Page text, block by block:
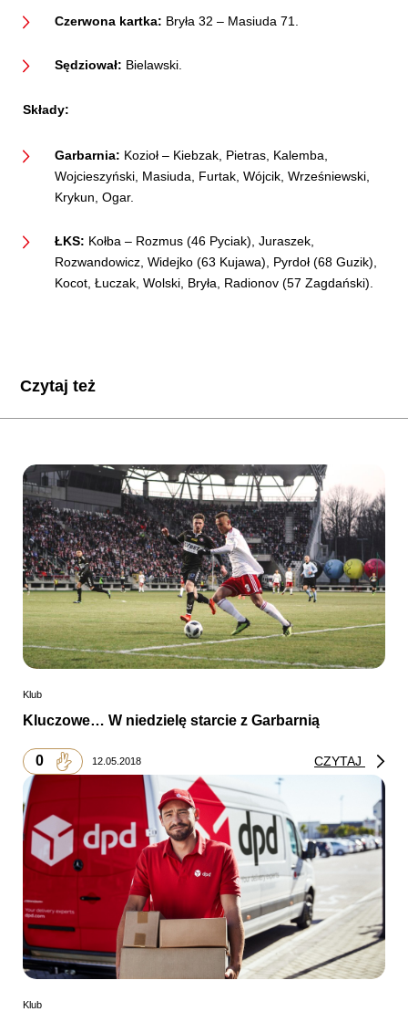
Czerwona kartka: Bryła 32 – Masiuda 71.
Sędziował: Bielawski.
Składy:
Garbarnia: Kozioł – Kiebzak, Pietras, Kalemba,
Wojcieszyński, Masiuda, Furtak, Wójcik, Wrześniewski,
Krykun, Ogar.
ŁKS: Kołba – Rozmus (46 Pyciak), Juraszek,
Rozwandowicz, Widejko (63 Kujawa), Pyrdoł (68 Guzik),
Kocot, Łuczak, Wolski, Bryła, Radionov (57 Zagdański).
Czytaj też
Klub
Kluczowe… W niedzielę starcie z Garbarnią
0 12.05.2018 CZYTAJ
Klub